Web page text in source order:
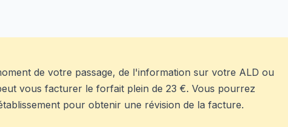
de votre passage, de l'information sur votre ALD ou
vous facturer le forfait plein de 23 €. Vous pourrez
pour obtenir une révision de la facture.